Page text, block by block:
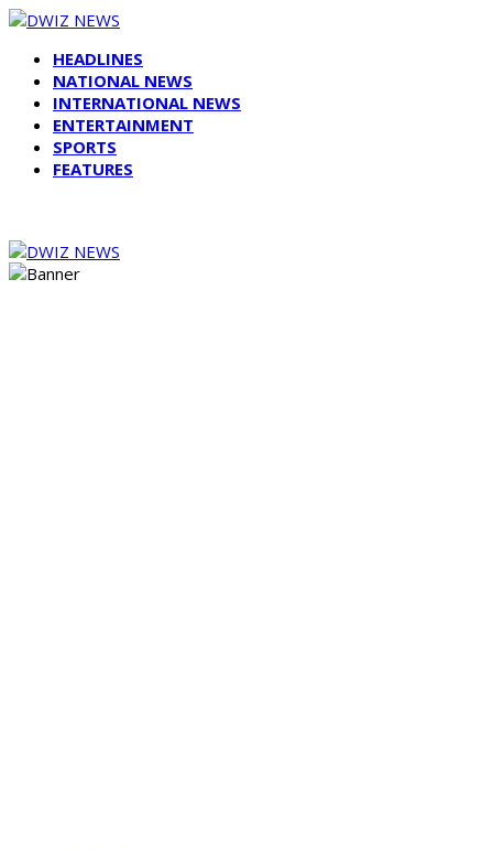
HEADLINES
NATIONAL NEWS
INTERNATIONAL NEWS
ENTERTAINMENT
SPORTS
FEATURES